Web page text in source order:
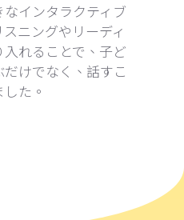
インタラクティブ
ニングやリーディ
れることで、子ど
けでなく、話すこ
た。